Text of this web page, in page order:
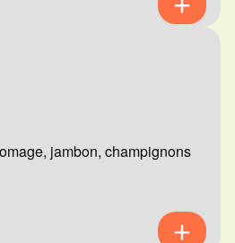
jambon, champignons